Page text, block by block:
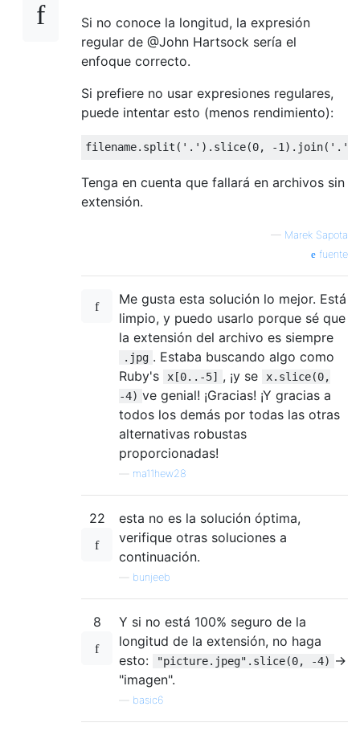
Si no conoce la longitud, la expresión
regular de @John Hartsock sería el
enfoque correcto.
Si prefiere no usar expresiones regulares,
puede intentar esto (menos rendimiento):
filename. split ( '.' ). slice(0, -1 ). join( '.'
Tenga en cuenta que fallará en archivos sin
extensión.
— Marek Sapota
fuente
Me gusta esta solución lo mejor. Está
limpio, y puedo usarlo porque sé que
la extensión del archivo es siempre
.jpg . Estaba buscando algo como
Ruby's
x[0..-5] , ¡y se
x.slice(0,
-4) ve genial! ¡Gracias! ¡Y gracias a
todos los demás por todas las otras
alternativas robustas
proporcionadas!
ma11hew28
22
esta no es la solución óptima,
verifique otras soluciones a
continuación.
bunjeeb
8
Y si no está 100% seguro de la
longitud de la extensión, no haga
esto:
"picture.jpeg".slice(0, -4) ->
"imagen".
basic6